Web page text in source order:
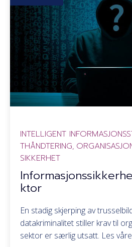
INTELLIGENT
THÅNDTERING,
SIKKERHET
ktor
En stadig skjerping av
datakriminalitet stiller krav til
sektor er særlig utsatt. Les